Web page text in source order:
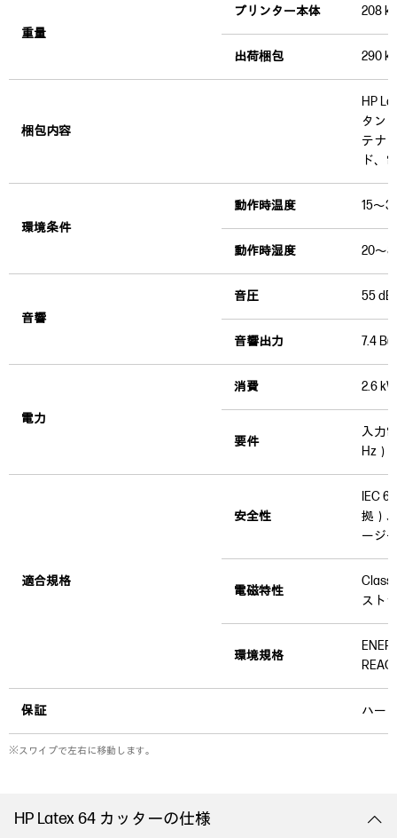
重量
プリンター本体 208 kg
出荷梱包 290 kg
梱包内容
HP
タン
テナ
ド、
環境条件
動作時温度 15～
動作時湿度 20～
音響
音圧 55
音響出力 7.4
電力
消費 2.6
要件
入力
Hz）
適合規格
安全性
IEC
拠）
ージ
電磁特性
Class
スト
環境規格
保証 ハー
※スワイプで左右に移動します。
HP Latex 64 カッターの仕様